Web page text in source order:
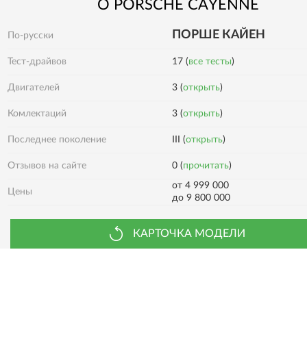
О PORSCHE CAYENNE
По-русски ПОРШЕ КАЙЕН
Тест-драйвов 17 (все тесты)
Двигателей 3 (открыть)
Комлектаций 3 (открыть)
Последнее поколение III (открыть)
Отзывов на сайте 0 (прочитать)
Цены
от 4 999 000
до 9 800 000
КАРТОЧКА МОДЕЛИ